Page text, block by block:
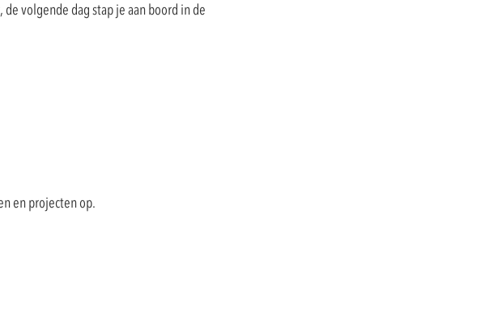
volgende dag stap je aan boord in de
en projecten op.